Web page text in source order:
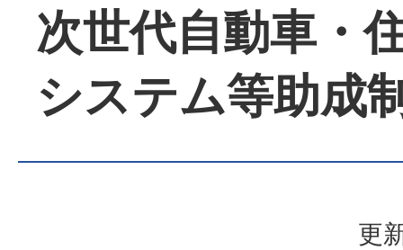
次世代自動車・
システム等助成
更